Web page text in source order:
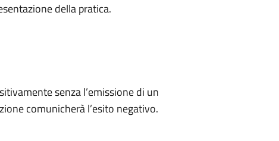
della pratica.
senza l’emissione di un
comunicherà l’esito negativo.